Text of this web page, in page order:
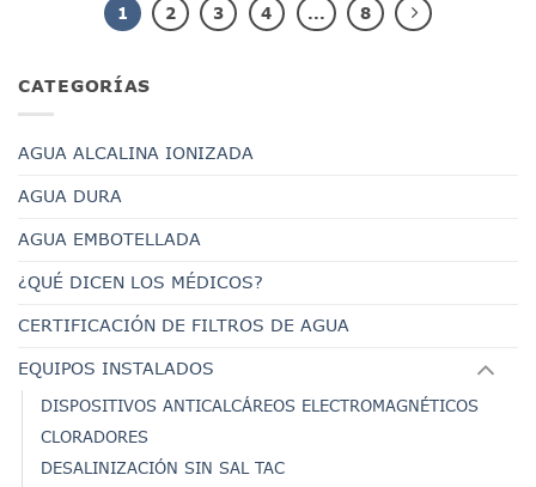
1 2 3 4 ... 8
CATEGORÍAS
AGUA ALCALINA IONIZADA
AGUA DURA
AGUA EMBOTELLADA
¿QUÉ DICEN LOS MÉDICOS?
CERTIFICACIÓN DE FILTROS DE AGUA
EQUIPOS INSTALADOS
DISPOSITIVOS ANTICALCÁREOS ELECTROMAGNÉTICOS
CLORADORES
DESALINIZACIÓN SIN SAL TAC